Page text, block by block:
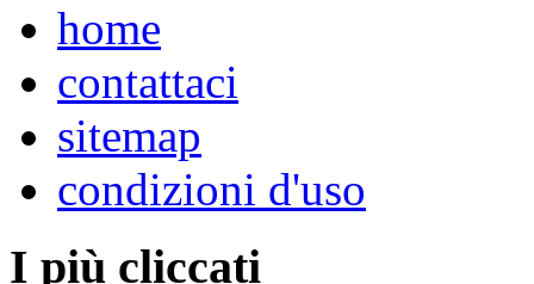
home
contattaci
sitemap
condizioni d'uso
I più cliccati